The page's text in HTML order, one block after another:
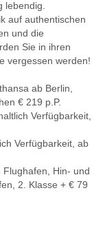
lebendig.
auf authentischen
und die
Sie in ihren
vergessen werden!
ab Berlin,
€ 219 p.P.
Verfügbarkeit,
Verfügbarkeit, ab
Hin- und
2. Klasse + € 79